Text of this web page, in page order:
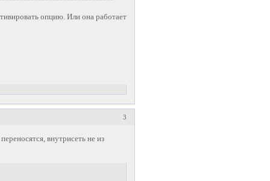
опцию. Или она работает
3
внутрисеть не из